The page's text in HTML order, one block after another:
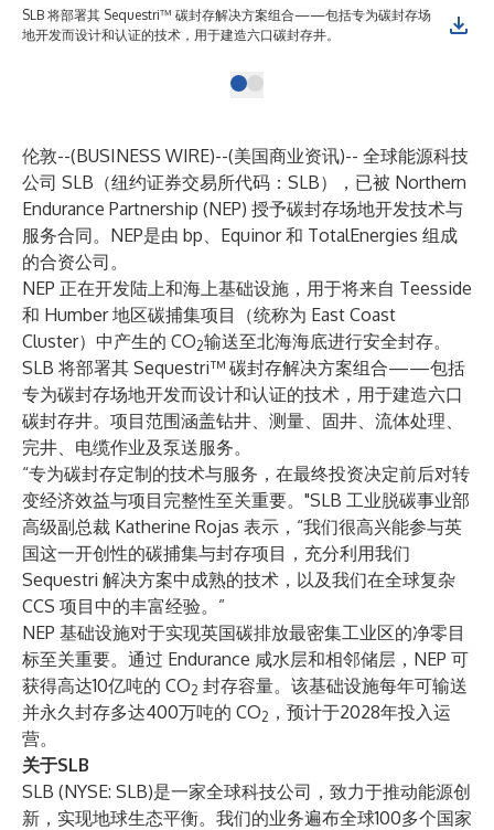
SLB 将部署其 Sequestri™ 碳封存解决方案组合——包括专为碳封存场
地开发而设计和认证的技术，用于建造六口碳封存井。
伦敦--(BUSINESS WIRE)--(美国商业资讯)-- 全球能源科技
公司 SLB（纽约证券交易所代码：SLB），已被 Northern
Endurance Partnership (NEP) 授予碳封存场地开发技术与
服务合同。NEP是由 bp、Equinor 和 TotalEnergies 组成
的合资公司。
NEP 正在开发陆上和海上基础设施，用于将来自 Teesside
和 Humber 地区碳捕集项目（统称为 East Coast
Cluster）中产生的 CO2输送至北海海底进行安全封存。
SLB 将部署其 Sequestri™ 碳封存解决方案组合——包括
专为碳封存场地开发而设计和认证的技术，用于建造六口
碳封存井。项目范围涵盖钻井、测量、固井、流体处理、
完井、电缆作业及泵送服务。
“专为碳封存定制的技术与服务，在最终投资决定前后对转
变经济效益与项目完整性至关重要。"SLB 工业脱碳事业部
高级副总裁 Katherine Rojas 表示，“我们很高兴能参与英
国这一开创性的碳捕集与封存项目，充分利用我们
Sequestri 解决方案中成熟的技术，以及我们在全球复杂
CCS 项目中的丰富经验。”
NEP 基础设施对于实现英国碳排放最密集工业区的净零目
标至关重要。通过 Endurance 咸水层和相邻储层，NEP 可
获得高达10亿吨的 CO2 封存容量。该基础设施每年可输送
并永久封存多达400万吨的 CO2 ，预计于2028年投入运
营。
关于SLB
SLB (NYSE: SLB)是一家全球科技公司，致力于推动能源创
新，实现地球生态平衡。我们的业务遍布全球100多个国家